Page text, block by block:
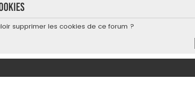
supprimer les cookies de ce forum ?